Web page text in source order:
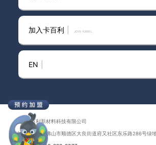
宣玮艺术漆品牌
加入卡百利 JOIN KABEL
EN
广东卡百利新材料科技有限公司
地址：广东省佛山市顺德区大良街道府又社区东乐路286号绿